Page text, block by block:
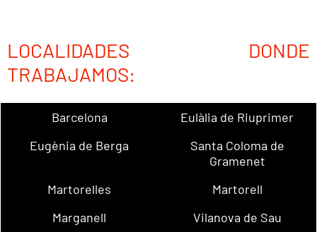
LOCALIDADES DONDE
TRABAJAMOS:
Barcelona
Eulàlia de Riuprimer
Eugènia de Berga
Santa Coloma de
Gramenet
Martorelles
Martorell
Marganell
Vilanova de Sau